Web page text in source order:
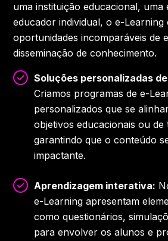
uma instituição educacional, uma
educador individual, o e-Learning
oportunidades incomparáveis de
disseminação de conhecimento.
Soluções personalizadas
Criamos programas de e-
personalizados que se
objetivos educacionais ou de
garantindo que o conteúdo
impactante.
Aprendizagem interativa:
e-Learning apresentam
como questionários,
para envolver os alunos e